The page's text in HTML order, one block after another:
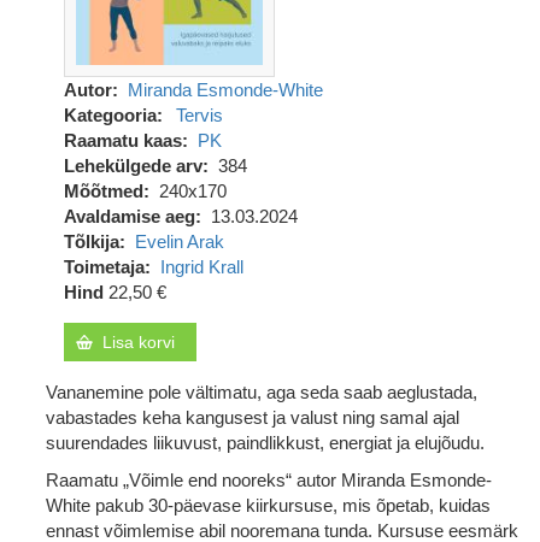
Autor
Miranda Esmonde-White
Kategooria
Tervis
Raamatu kaas
PK
Lehekülgede arv
384
Mõõtmed
240x170
Avaldamise aeg
13.03.2024
Tõlkija
Evelin Arak
Toimetaja
Ingrid Krall
Hind 22,50 €
Lisa korvi
Vananemine pole vältimatu, aga seda saab aeglustada,
vabastades keha kangusest ja valust ning samal ajal
suurendades liikuvust, paindlikkust, energiat ja elujõudu.
Raamatu „Võimle end nooreks“ autor Miranda Esmonde-
White pakub 30-päevase kiirkursuse, mis õpetab, kuidas
ennast võimlemise abil nooremana tunda. Kursuse eesmärk